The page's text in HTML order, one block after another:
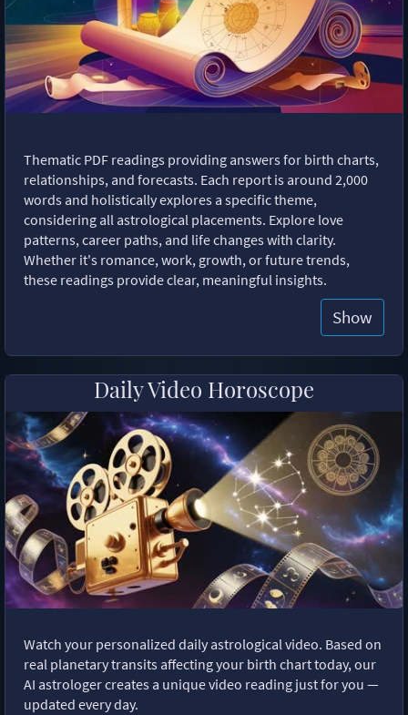
Thematic PDF readings providing answers for birth charts,
relationships, and forecasts. Each report is around 2,000
words and holistically explores a specific theme,
considering all astrological placements. Explore love
patterns, career paths, and life changes with clarity.
Whether it's romance, work, growth, or future trends,
these readings provide clear, meaningful insights.
Show
Daily Video Horoscope
Watch your personalized daily astrological video. Based on
real planetary transits affecting your birth chart today, our
AI astrologer creates a unique video reading just for you —
updated every day.